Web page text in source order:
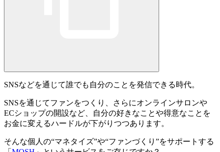
SNSなどを通じて誰でも自分のことを発信できる時代。
SNSを通じてファンをつくり、さらにオンラインサロンや
ECショップの開設など、自分の好きなことや得意なことを
お金に変えるハードルが下がりつつあります。
そんな個人の“マネタイズ”や“ファンづくり”をサポートする